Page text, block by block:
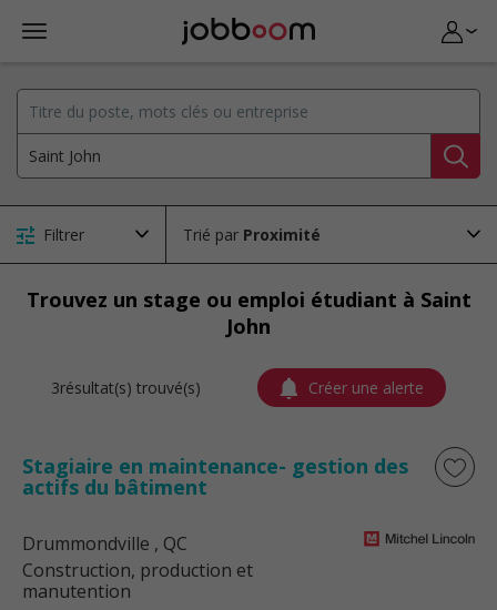
Filtrer Trié par
Trouvez un stage ou emploi étudiant à Saint
John
3résultat(s) trouvé(s) Créer une alerte
Stagiaire en maintenance- gestion des
actifs du bâtiment
Drummondville , QC
Construction, production et
manutention